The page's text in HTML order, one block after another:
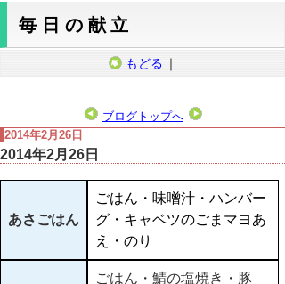
毎日の献立
もどる ｜
ブログトップへ
2014年2月26日
2014年2月26日
あさごはん
ごはん・味噌汁・ハンバー
グ・キャベツのごまマヨあ
え・のり
ごはん・鯖の塩焼き・豚